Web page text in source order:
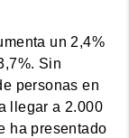
un 2,4%
Sin
personas en
llegar a 2.000
ha presentado